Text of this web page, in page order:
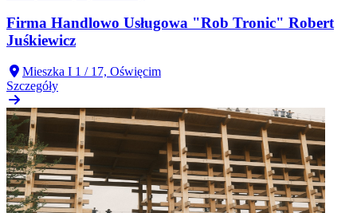
Firma Handlowo Usługowa "Rob Tronic" Robert
Juśkiewicz
Mieszka I 1 / 17, Oświęcim
Szczegóły